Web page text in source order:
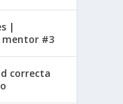
|
mentor #3
correcta